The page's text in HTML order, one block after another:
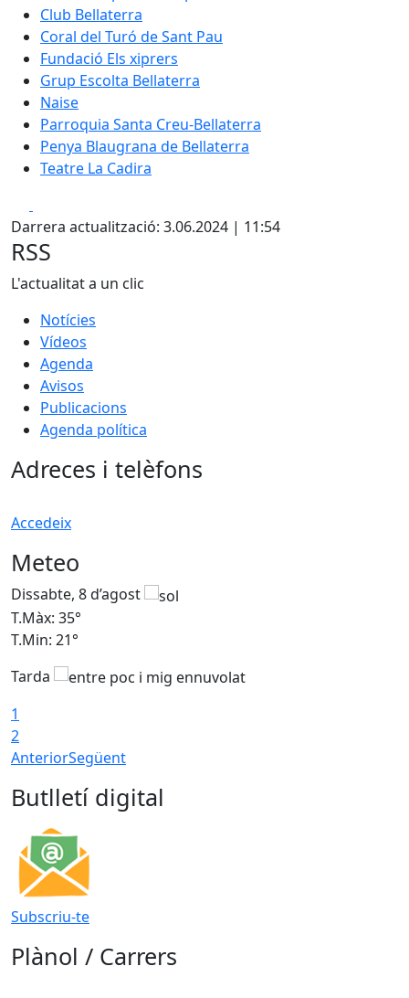
Club Bellaterra
Coral del Turó de Sant Pau
Fundació Els xiprers
Grup Escolta Bellaterra
Naise
Parroquia Santa Creu-Bellaterra
Penya Blaugrana de Bellaterra
Teatre La Cadira
Darrera actualització: 3.06.2024 | 11:54
RSS
L'actualitat a un clic
Notícies
Vídeos
Agenda
Avisos
Publicacions
Agenda política
Adreces i telèfons
Accedeix
Meteo
Dissabte, 8 d’agost
T.Màx: 35°
T.Min: 21°
Tarda
1
2
AnteriorSegüent
Butlletí digital
Subscriu-te
Plànol / Carrers